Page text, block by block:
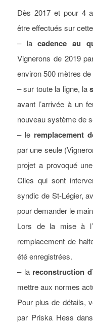
Dès 2017 et pour 4
être effectués sur
– lacadence au
Vignerons de 2019
environ 500 mètres
– sur toute la ligne, la
avant l’arrivée à un
nouveau système de
– le remplacement
par une seule
projet a provoqué
Clies qui sont
syndic de St-Légier,
pour demander le
Lors de la mise à
remplacement de
été enregistrées.
– la reconstruction
mettre aux normes
Pour plus de détails,
par Priska Hess